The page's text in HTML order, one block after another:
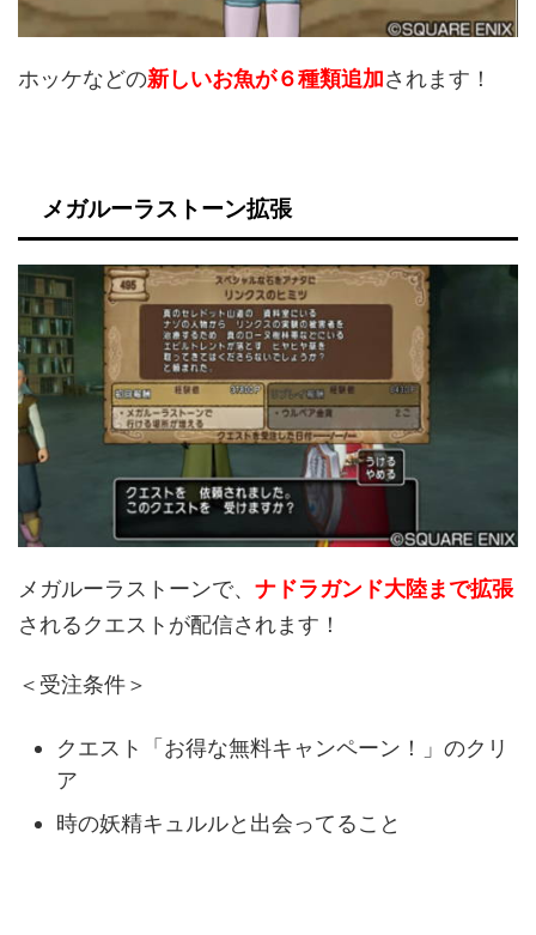
ホッケなどの新しいお魚が６種類追加されます！
メガルーラストーン拡張
メガルーラストーンで、 ナドラガンド大陸まで拡張
されるクエストが配信されます！
＜受注条件＞
クエスト「お得な無料キャンペーン！」のクリ
ア
時の妖精キュルルと出会ってること